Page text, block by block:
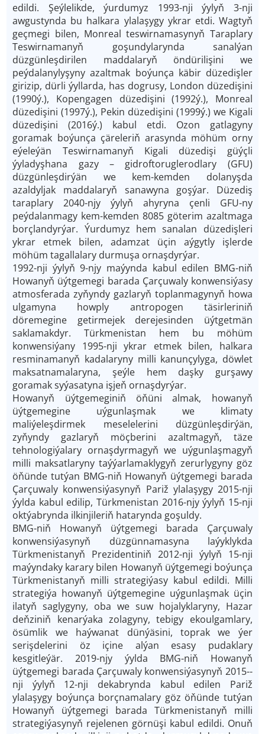
edildi. Şeýlelikde, ýurdumyz 1993-­nji ýylyň 3-­nji
awgustynda bu halkara ylalaşygy ykrar etdi. Wagtyň
geçmegi bilen, Monreal teswirnamasynyň Taraplary
Teswirnamanyň goşundylarynda sanalýan
düzgünleşdirilen maddalaryň öndürilişini we
peýdalanylyşyny azaltmak boýunça käbir düzedişler
girizip, dürli ýyllarda, has dogrusy, London düzedişini
(1990ý.), Kopengagen düzedişini (1992ý.), Monreal
düzedişini (1997ý.), Pekin düzedişini (1999ý.) we Kigali
düzedişini (2016ý.) kabul etdi. Ozon gatlagyny
goramak boýunça çäreleriň arasynda möhüm orny
eýeleýän Teswirnamanyň Kigali düzedişi güýçli
ýyladyşhana gazy – gidroftoruglerodlary (GFU)
düzgünleşdirýän we kem-­kemden dolanyşda
azaldyljak maddalaryň sanawyna goşýar. Düzediş
taraplary 2040­-njy ýylyň ahyryna çenli GFU-­ny
peýdalanmagy kem-kemden 80­85 göterim azaltmaga
borçlandyrýar. Ýurdumyz hem sanalan düzedişleri
ykrar etmek bilen, adamzat üçin aýgytly işlerde
möhüm tagallalary durmuşa ornaşdyrýar.
1992-­nji ýylyň 9-­njy maýynda kabul edilen BMG­-niň
Howanyň üýtgemegi barada Çarçuwaly konwensiýasy
atmosferada zyňyndy gazlaryň toplanmagynyň howa
ulgamyna howply antropogen täsirleriniň
döremegine getirmejek derejesinden üýtgetmän
saklamakdyr. Türkmenistan hem bu möhüm
konwensiýany 1995-­nji ykrar etmek bilen, halkara
resminamanyň kadalaryny milli kanunçylyga, döwlet
maksatnamalaryna, şeýle hem daşky gurşawy
goramak syýasatyna işjeň ornaşdyrýar.
Howanyň üýtgemeginiň öňüni almak, howanyň
üýtgemegine uýgunlaşmak we klimaty
maliýeleşdirmek meselelerini düzgünleşdirýän,
zyňyndy gazlaryň möçberini azaltmagyň, täze
tehnologiýalary ornaşdyrmagyň we uýgunlaşmagyň
milli maksatlaryny taýýarlamaklygyň zerurlygyny göz
öňünde tutýan BMG­-niň Howanyň üýtgemegi barada
Çarçuwaly konwensiýasynyň Pariž ylalaşygy 2015-­nji
ýylda kabul edilip, Türkmenistan 2016-­njy ýylyň 15-­nji
oktýabrynda ilkinjileriň hatarynda goşuldy.
BMG­-niň Howanyň üýtgemegi barada Çarçuwaly
konwensiýasynyň düzgünnamasyna laýyklykda
Türkmenistanyň Prezidentiniň 2012-­nji ýylyň 15-­nji
maýyndaky karary bilen Howanyň üýtgemegi boýunça
Türkmenistanyň milli strategiýasy kabul edildi. Milli
strategiýa howanyň üýtgemegine uýgunlaşmak üçin
ilatyň saglygyny, oba we suw hojalyklaryny, Hazar
deňziniň kenarýaka zolagyny, tebigy ekoulgamlary,
ösümlik we haýwanat dünýäsini, toprak we ýer
serişdelerini öz içine alýan esasy pudaklary
kesgitleýär. 2019-­njy ýylda BMG­-niň Howanyň
üýtgemegi barada Çarçuwaly konwensiýasynyň 2015-­
nji ýylyň 12-­nji dekabrynda kabul edilen Pariž
ylalaşygy boýunça borçnamalary göz öňünde tutýan
Howanyň üýtgemegi barada Türkmenistanyň milli
strategiýasynyň rejelenen görnüşi kabul edildi. Onuň